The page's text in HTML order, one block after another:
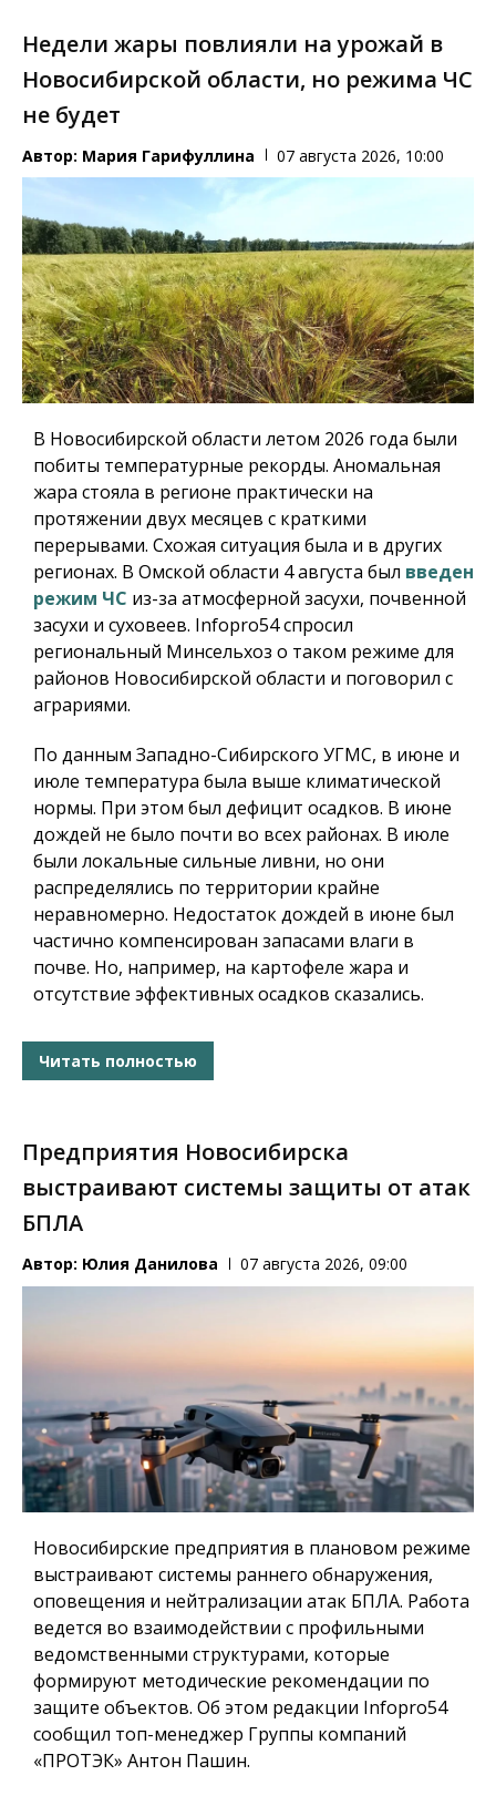
Недели жары повлияли на урожай в
Новосибирской области, но режима ЧС
не будет
Автор: Мария Гарифуллина 07 августа 2026, 10:00
В Новосибирской области летом 2026 года были
побиты температурные рекорды. Аномальная
жара стояла в регионе практически на
протяжении двух месяцев с краткими
перерывами. Схожая ситуация была и в других
регионах. В Омской области 4 августа был введен
режим ЧС из-за атмосферной засухи, почвенной
засухи и суховеев. Infopro54спросил
региональный Минсельхоз о таком режиме для
районов Новосибирской области и поговорил с
аграриями.
По данным Западно-Сибирского УГМС, в июне и
июле температура была выше климатической
нормы. При этом был дефицит осадков. В июне
дождей не было почти во всех районах. В июле
были локальные сильные ливни, но они
распределялись по территории крайне
неравномерно. Недостаток дождей в июне был
частично компенсирован запасами влаги в
почве. Но, например, на картофеле жара и
отсутствие эффективных осадков сказались.
Читать полностью
Предприятия Новосибирска
выстраивают системы защиты от атак
БПЛА
Автор: Юлия Данилова 07 августа 2026, 09:00
Новосибирские предприятия в плановом режиме
выстраивают системы раннего обнаружения,
оповещения и нейтрализации атак БПЛА. Работа
ведется во взаимодействии с профильными
ведомственными структурами, которые
формируют методические рекомендации по
защите объектов. Об этом редакции Infopro54
сообщил топ-менеджер Группы компаний
«ПРОТЭК» Антон Пашин.